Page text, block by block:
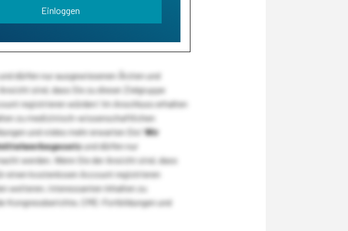
Einloggen
dürfen nur ausgewiesenen Ärzten und
sind, dass Sie zu dieser Zielgruppe
registrieren würden! Im Anschluss erhalten
zu medizinisch-wissenschaftlichen
und vieles mehr erwarten Sie!Wir
und dürfen nur
werden. Wenn Sie der Ansicht sind, dass
einen kostenlosen Account registrieren
weiteren, interessanten Inhalten zu
CME-Fortbildungen und